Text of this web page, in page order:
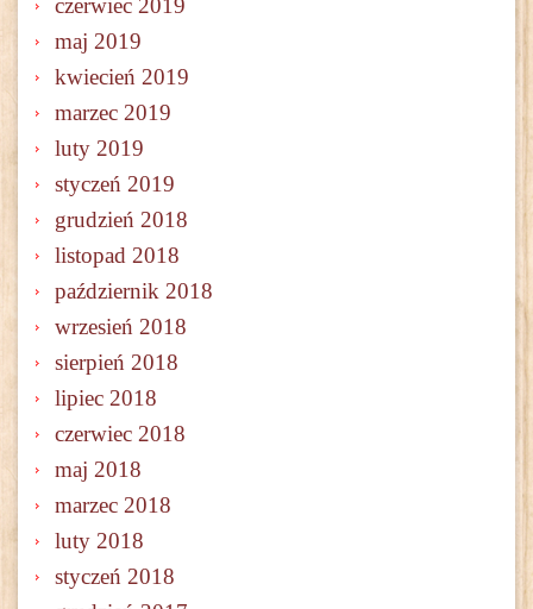
czerwiec 2019
maj 2019
kwiecień 2019
marzec 2019
luty 2019
styczeń 2019
grudzień 2018
listopad 2018
październik 2018
wrzesień 2018
sierpień 2018
lipiec 2018
czerwiec 2018
maj 2018
marzec 2018
luty 2018
styczeń 2018